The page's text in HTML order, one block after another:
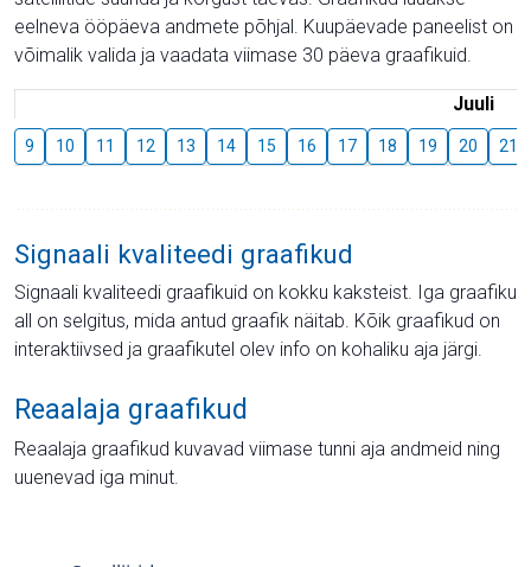
eelneva ööpäeva andmete põhjal. Kuupäevade paneelist on
võimalik valida ja vaadata viimase 30 päeva graafikuid.
Juuli
9 10 11 12 13 14 15 16 17 18 19 20 21
Signaali kvaliteedi graafikud
Signaali kvaliteedi graafikuid on kokku kaksteist. Iga graafiku
all on selgitus, mida antud graafik näitab. Kõik graafikud on
interaktiivsed ja graafikutel olev info on kohaliku aja järgi.
Reaalaja graafikud
Reaalaja graafikud kuvavad viimase tunni aja andmeid ning
uuenevad iga minut.